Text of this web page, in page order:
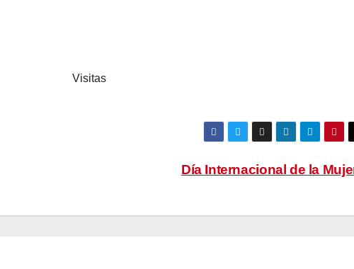
Visitas
Día Internacional de la